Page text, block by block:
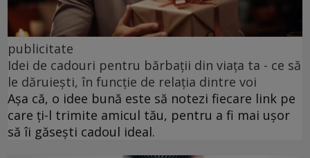
publicitate
Idei de cadouri pentru bărbații din viața ta - ce să
le dăruiești, în funcție de relația dintre voi
Așa că, o idee bună este să notezi fiecare link pe
care ți-l trimite amicul tău, pentru a fi mai ușor
să îi găsești cadoul ideal.